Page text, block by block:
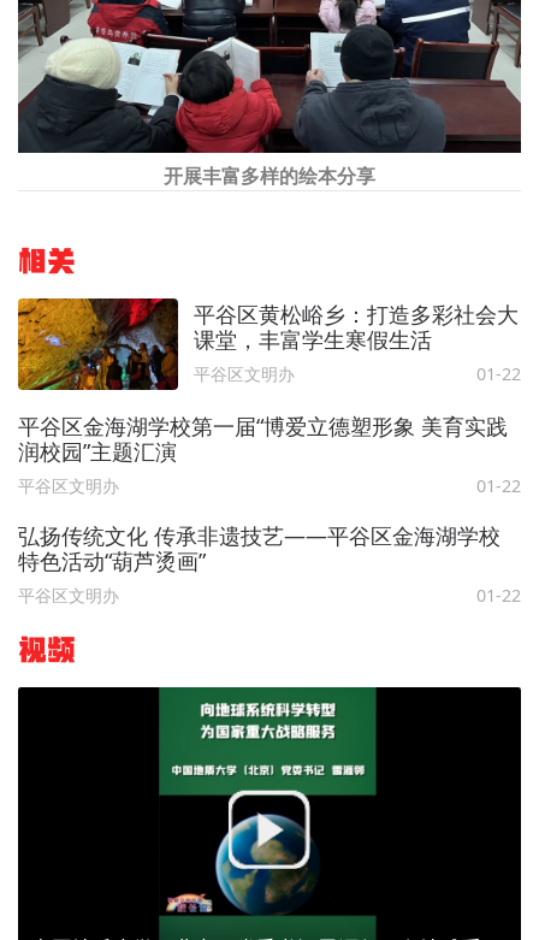
开展丰富多样的绘本分享
相关
平谷区黄松峪乡：打造多彩社会大
课堂，丰富学生寒假生活
平谷区文明办 01-22
平谷区金海湖学校第一届“博爱立德塑形象 美育实践
润校园”主题汇演
平谷区文明办 01-22
弘扬传统文化 传承非遗技艺——平谷区金海湖学校
特色活动“葫芦烫画”
平谷区文明办 01-22
视频